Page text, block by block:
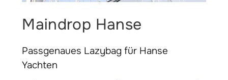
Maindrop Hanse
Passgenaues Lazybag für Hanse
Yachten